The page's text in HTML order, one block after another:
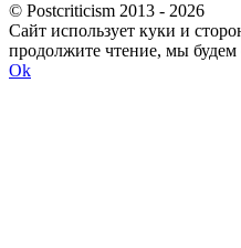
© Postcriticism 2013 - 2026
Сайт использует куки и
продолжите чтение, мы будем
Ok